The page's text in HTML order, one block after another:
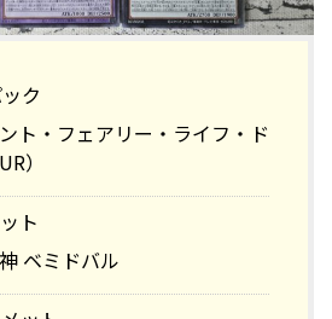
ク
ト・フェアリー・ライフ・ド
）
ト
ベミドバル